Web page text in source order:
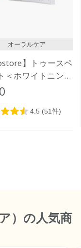
オーラルケア
】トゥースペ
＜ホワイトニング
） の人気商